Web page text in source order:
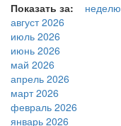
Показать за: неделю
август 2026
июль 2026
июнь 2026
май 2026
апрель 2026
март 2026
февраль 2026
январь 2026